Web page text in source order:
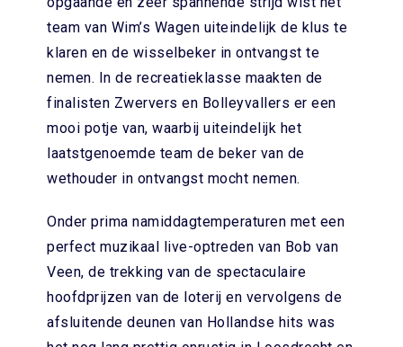
team van Wim’s Wagen uiteindelijk de klus te
klaren en de wisselbeker in ontvangst te
nemen. In de recreatieklasse maakten de
finalisten Zwervers en Bolleyvallers er een
mooi potje van, waarbij uiteindelijk het
laatstgenoemde team de beker van de
wethouder in ontvangst mocht nemen.
Onder prima namiddagtemperaturen met een
perfect muzikaal live-optreden van Bob van
Veen, de trekking van de spectaculaire
hoofdprijzen van de loterij en vervolgens de
afsluitende deunen van Hollandse hits was